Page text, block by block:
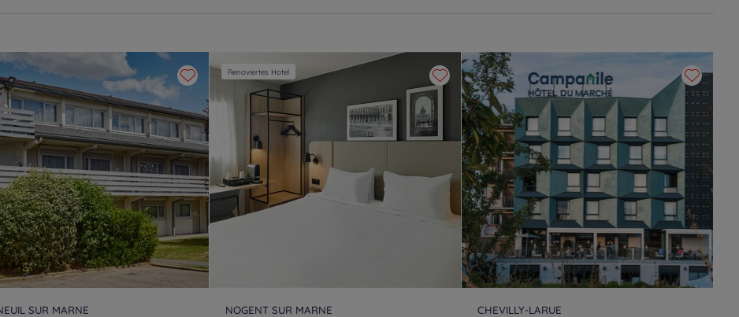
SUR MARNE
Renoviertes Hotel
NOGENT SUR MARNE
CHEVILLY-LARUE